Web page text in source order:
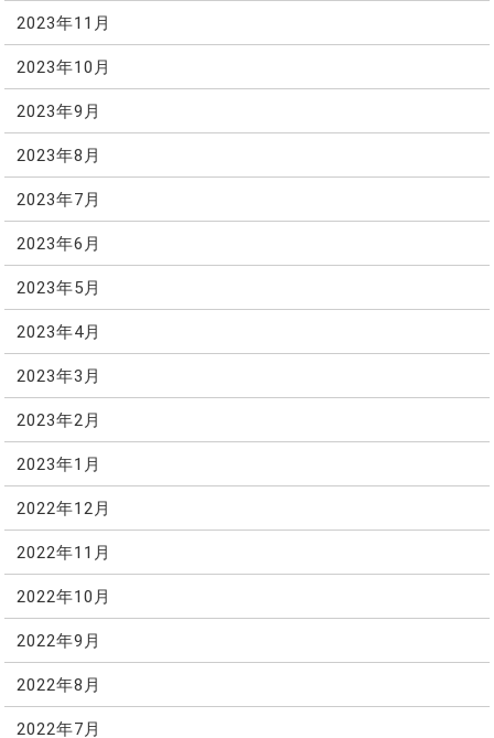
2023年11月
2023年10月
2023年9月
2023年8月
2023年7月
2023年6月
2023年5月
2023年4月
2023年3月
2023年2月
2023年1月
2022年12月
2022年11月
2022年10月
2022年9月
2022年8月
2022年7月